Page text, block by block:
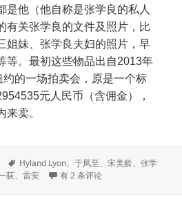
是他（他自称是张学良的私人
有关张学良的文件及照片，比
姐妹、张学良夫妇的照片，早
等。最初这些物品出自2013年
的一场拍卖会，原是一个标
元人民币（含佣金），
来卖。
标
签
Hyland Lyon、于凤至、宋美龄、张学
荻、雷安 雷安和他的收藏
有 2 条评论